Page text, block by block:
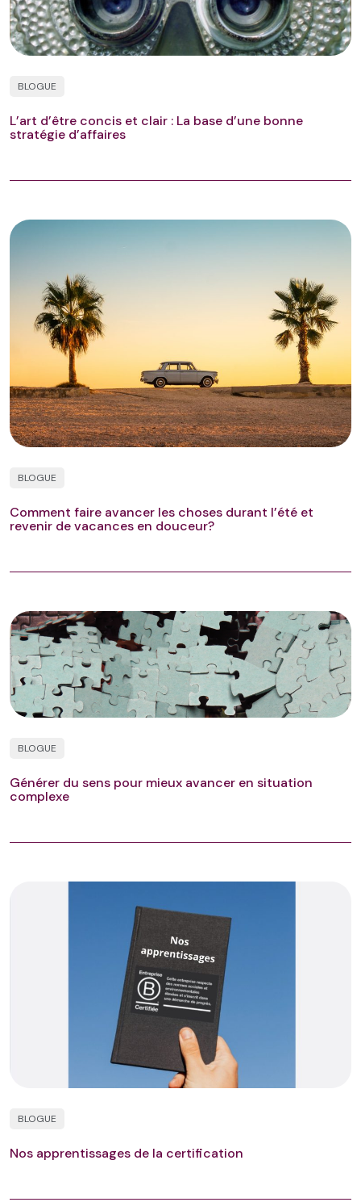
BLOGUE
L’art d’être concis et clair : La base d’une bonne
stratégie d’affaires
BLOGUE
Comment faire avancer les choses durant l’été et
revenir de vacances en douceur?
BLOGUE
Générer du sens pour mieux avancer en situation
complexe
BLOGUE
Nos apprentissages de la certification